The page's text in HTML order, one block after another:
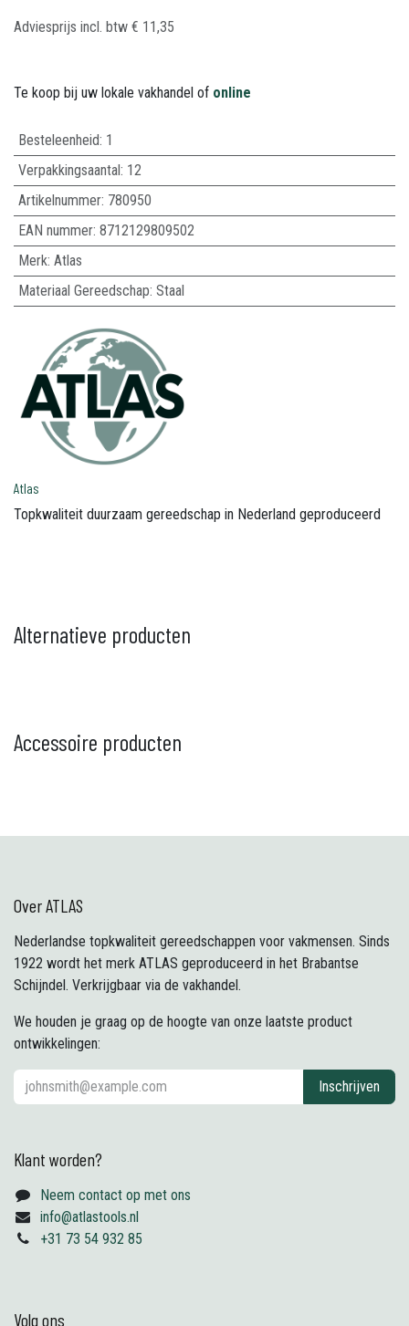
Adviesprijs incl. btw € 11,35
Te koop bij uw lokale vakhandel of online
Besteleenheid: 1
Verpakkingsaantal: 12
Artikelnummer: 780950
EAN nummer: 8712129809502
Merk: Atlas
Materiaal Gereedschap: Staal
Atlas
Topkwaliteit duurzaam gereedschap in Nederland geproduceerd
Alternatieve producten
Accessoire producten
Over ATLAS
Nederlandse topkwaliteit gereedschappen voor vakmensen. Sinds
1922 wordt het merk ATLAS geproduceerd in het Brabantse
Schijndel. Verkrijgbaar via de vakhandel.
We houden je graag op de hoogte van onze laatste product
ontwikkelingen:
Inschrijven
Klant worden?
Neem contact op met ons
info@atlastools.nl
+31 73 54 932 85
Volg ons